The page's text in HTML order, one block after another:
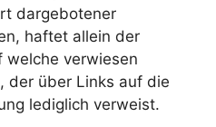
dargebotener
haftet allein der
welche verwiesen
der über Links auf die
lediglich verweist.